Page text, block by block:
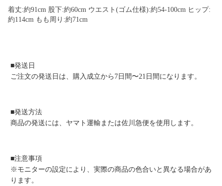
着丈:約91cm 股下:約60cm ウエスト(ゴム仕様):約54-100cm ヒップ:
約114cm もも周り:約71cm
■発送日
ご注文の発送日は、購入成立から7日間〜21日間になります。
■発送方法
商品の発送には、ヤマト運輸または佐川急便を使用します。
■注意事項
※モニターの設定により、実際の商品の色合いと異なる場合があ
ります。